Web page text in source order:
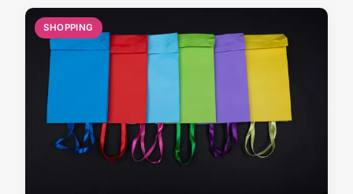
SHOPPING